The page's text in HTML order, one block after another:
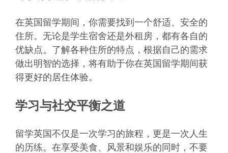
在英国留学期间，你需要找到一个舒适、安全的
住所。无论是学生宿舍还是外租房，都有各自的
优缺点。了解各种住所的特点，根据自己的需求
做出明智的选择，将有助于你在英国留学期间获
得更好的居住体验。
学习与社交平衡之道
留学英国不仅是一次学习的旅程，更是一次人生
的历练。在享受美食、风景和娱乐的同时，不要